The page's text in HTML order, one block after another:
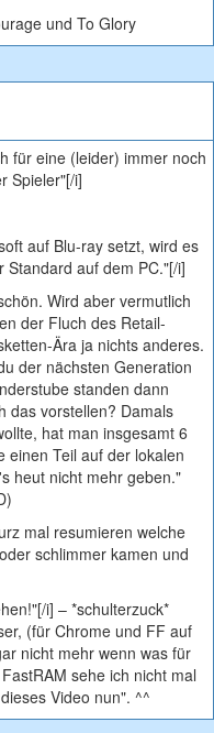
und To Glory
für eine (leider) immer noch
Spieler"[/i]
auf Blu-ray setzt, wird es
Standard auf dem PC."[/i]
Wird aber vermutlich
der Fluch des Retail-
Ära ja nichts anderes.
der nächsten Generation
standen dann
das vorstellen? Damals
hat man insgesamt 6
einen Teil auf der lokalen
heut nicht mehr geben."
mal resumieren welche
schlimmer kamen und
i] – *schulterzuck*
(für Chrome und FF auf
nicht mehr wenn was für
sehe ich nicht mal
Video nun". ^^